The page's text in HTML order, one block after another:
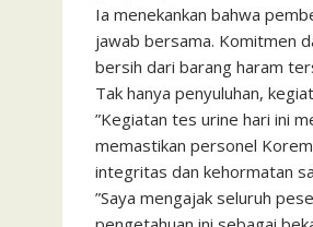
​Ia menekankan bahwa
jawab bersama. Komitmen
bersih dari barang haram
​Tak hanya penyuluhan,
​”Kegiatan tes urine hari ini
memastikan personel
integritas dan kehormatan
​”Saya mengajak seluruh